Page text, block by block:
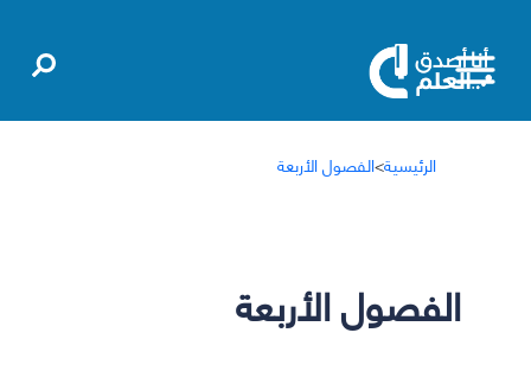
الرئيسية>الفصول الأربعة
الفصول الأربعة